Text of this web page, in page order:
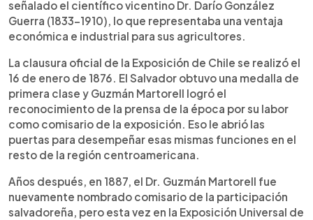
señalado el científico vicentino Dr. Darío González
Guerra (1833-1910), lo que representaba una ventaja
económica e industrial para sus agricultores.
La clausura oficial de la Exposición de Chile se realizó el
16 de enero de 1876. El Salvador obtuvo una medalla de
primera clase y Guzmán Martorell logró el
reconocimiento de la prensa de la época por su labor
como comisario de la exposición. Eso le abrió las
puertas para desempeñar esas mismas funciones en el
resto de la región centroamericana.
Años después, en 1887, el Dr. Guzmán Martorell fue
nuevamente nombrado comisario de la participación
salvadoreña, pero esta vez en la Exposición Universal de